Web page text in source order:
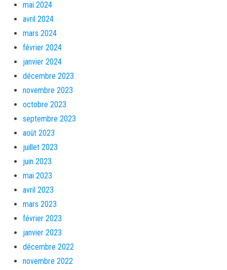
mai 2024
avril 2024
mars 2024
février 2024
janvier 2024
décembre 2023
novembre 2023
octobre 2023
septembre 2023
août 2023
juillet 2023
juin 2023
mai 2023
avril 2023
mars 2023
février 2023
janvier 2023
décembre 2022
novembre 2022